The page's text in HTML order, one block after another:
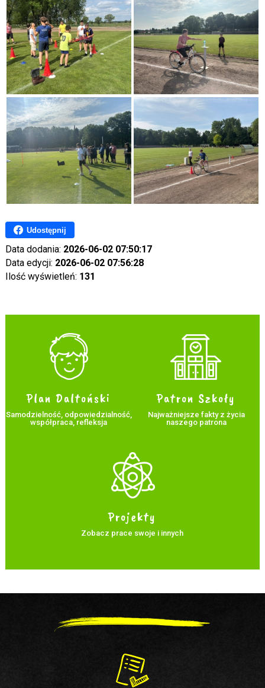
Udostępnij
Data dodania: 2026-06-02 07:50:17
Data edycji: 2026-06-02 07:56:28
Ilość wyświetleń: 131
Plan Daltoński
Samodzielność, odpowiedzialność,
współpraca, refleksja
Patron Szkoły
Najważniejsze fakty z życia
naszego patrona
Projekty
Zobacz prace swoje i innych